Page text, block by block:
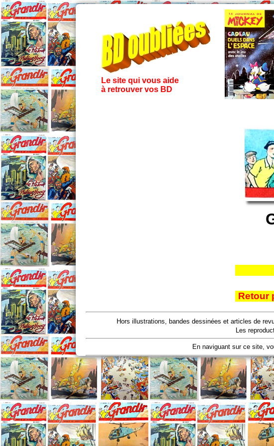
Le site qui vous aide
à retrouver vos BD
Retour
Hors illustrations, bandes dessinées et articles de
Les
En naviguant sur ce site,